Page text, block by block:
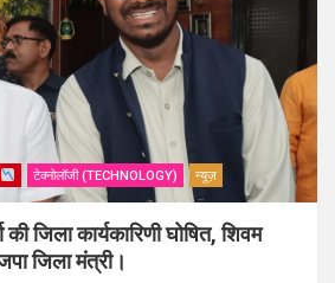
टेक्नोलॉजी (TECHNOLOGY) न्यूज़
की जिला कार्यकारिणी घोषित, शिवम
जिला मंत्री।